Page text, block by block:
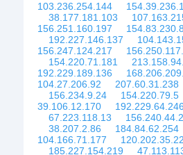
103.236.254.144
38.177.181.103
156.251.160.197
192.227.146.137
156.247.124.217
154.220.71.181
192.229.189.136
104.27.206.92
207.60.31.238
156.234.9.24
154.220.79.5
39.106.12.170
192.229.64.246
67.223.118.13
38.207.2.86
184.84.62.254
104.166.71.177
120.202.35.22
185.227.154.219